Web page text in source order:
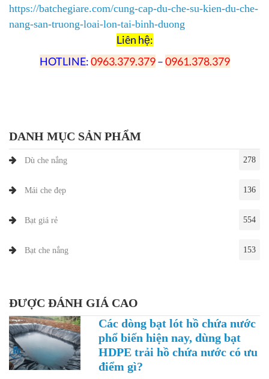
https://batchegiare.com/cung-cap-du-che-su-kien-du-che-
nang-san-truong-loai-lon-tai-binh-duong
Liên hệ:
HOTLINE:0963.379.379–0961.378.379
DANH MỤC SẢN PHẨM
Dù che nắng 278
Mái che đẹp 136
Bạt giá rẻ 554
Bạt che nắng 153
ĐƯỢC ĐÁNH GIÁ CAO
Các dòng bạt lót hồ chứa nước
phổ biến hiện nay, dùng bạt
HDPE trải hồ chứa nước có ưu
điểm gì?